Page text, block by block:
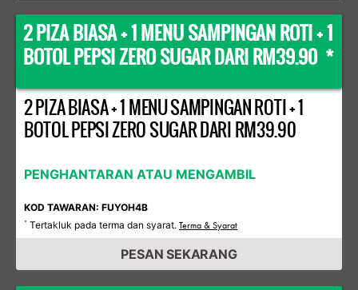
2 PIZA BIASA + 1 MENU SAMPINGAN ROTI + 1
BOTOL PEPSI ZERO SUGAR DARI RM39.90 *
2 PIZA BIASA + 1 MENU SAMPINGAN ROTI + 1
BOTOL PEPSI ZERO SUGAR DARI RM39.90
PENGHANTARAN ATAU MENGAMBIL
KOD TAWARAN: FUYOH4B
* Tertakluk pada terma dan syarat. Terma & Syarat
PESAN SEKARANG